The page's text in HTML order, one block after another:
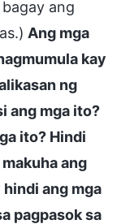
ang
Ang mga
kay
ng
ang mga ito?
ito? Hindi
ang
ang mga
pagpasok sa